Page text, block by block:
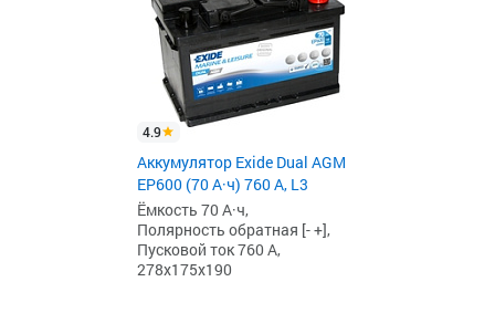
4.9
Аккумулятор Exide Dual AGM
EP600 (70 А·ч) 760 А, L3
Ёмкость 70 А·ч,
Полярность обратная [- +],
Пусковой ток 760 А,
278x175x190